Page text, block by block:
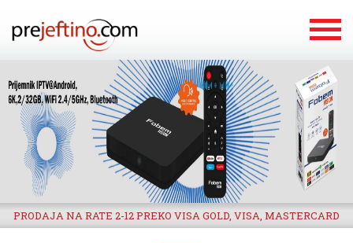
PRODAJA NA RATE 2-12 PREKO VISA GOLD, VISA, MASTERCARD